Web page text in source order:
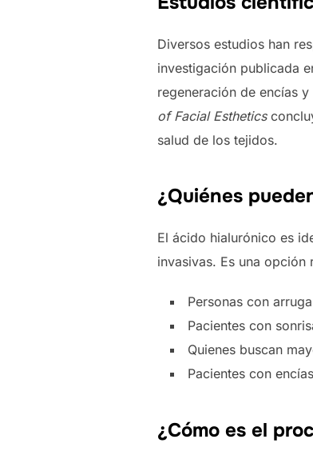
Diversos estudios han
investigación publicada
regeneración de encías
of Facial Esthetics
salud de los tejidos.
¿Quiénes
El ácido hialurónico es
invasivas. Es una opción
Personas con
Pacientes con
Quienes buscan
Pacientes con
¿Cómo es el